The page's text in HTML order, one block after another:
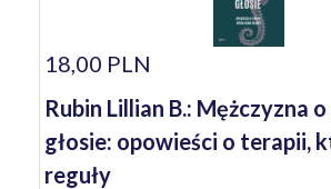
18,00 PLN
Rubin Lillian B.: Mężczyzna
głosie: opowieści o terapii,
reguły